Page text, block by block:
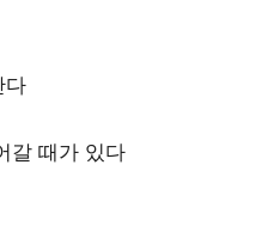
다
갈 때가 있다